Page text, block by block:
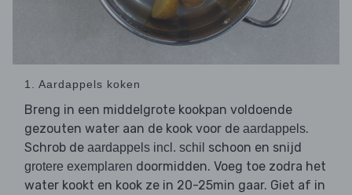
1. Aardappels koken
Breng in een middelgrote kookpan voldoende
gezouten water aan de kook voor de aardappels.
Schrob de aardappels incl. schil schoon en snijd
grotere exemplaren doormidden. Voeg toe zodra het
water kookt en kook ze in 20-25min gaar. Giet af in